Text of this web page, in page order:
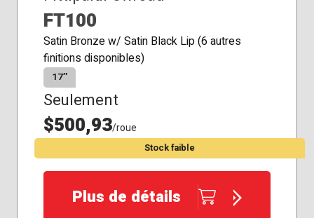
FT100
Satin Bronze w/ Satin Black Lip (6 autres
finitions disponibles)
17″
Seulement
$500,93/roue
Stock faible
Plus de détails